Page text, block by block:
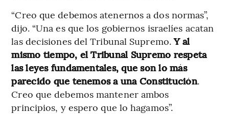
“Creo que debemos atenernos a dos normas”,
dijo. “Una es que los gobiernos israelíes acatan
las decisiones del Tribunal Supremo.Y al
mismo tiempo, el Tribunal Supremo respeta
las leyes fundamentales, que son lo más
parecido que tenemos a una Constitución.
Creo que debemos mantener ambos
principios, y espero que lo hagamos”.